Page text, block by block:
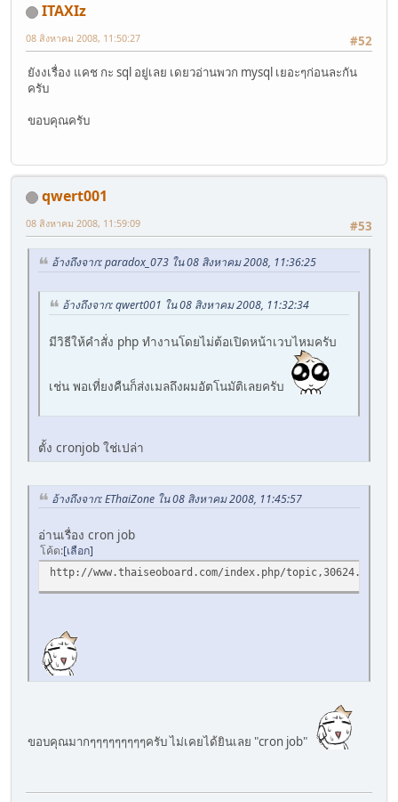
ITAXIz
#52
08 สิงหาคม 2008, 11:50:27
ยังงเรื่อง แคช กะ sql อยู่เลย เดยวอ่านพวก mysql เยอะๆก่อนละกัน
ครับ
ขอบคุณครับ
qwert001
#53
08 สิงหาคม 2008, 11:59:09
อ้างถึงจาก: paradox_073 ใน 08 สิงหาคม 2008, 11:36:25
อ้างถึงจาก: qwert001 ใน 08 สิงหาคม 2008, 11:32:34
มีวิธีให้คำสั่ง php ทำงานโดยไม่ต้อเปิดหน้าเวบไหมครับ
เช่น พอเที่ยงคืนก็ส่งเมลถึงผมอัตโนมัติเลยครับ
ตั้ง cronjob ใช่เปล่า
อ้างถึงจาก: EThaiZone ใน 08 สิงหาคม 2008, 11:45:57
อ่านเรื่อง cron job
โค้ด เลือก
http://www.thaiseoboard.com/index.php/topic,30624.0.html
ขอบคุณมากๆๆๆๆๆๆๆๆๆครับ ไม่เคยได้ยินเลย "cron job"